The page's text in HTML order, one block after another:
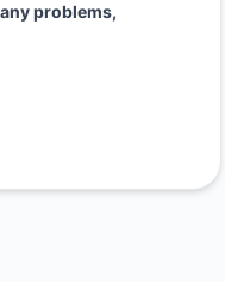
problems,